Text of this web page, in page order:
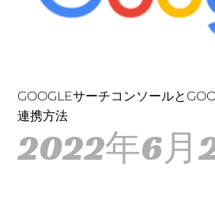
GOOGLEサーチコンソールと
連携方法
2022年6月